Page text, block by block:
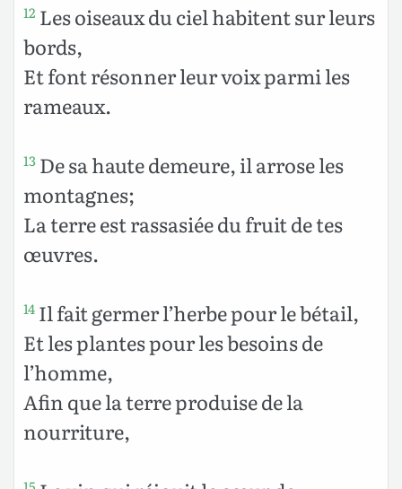
12 Les oiseaux du ciel habitent sur leurs
bords,
Et font résonner leur voix parmi les
rameaux.
13 De sa haute demeure, il arrose les
montagnes;
La terre est rassasiée du fruit de tes
œuvres.
14 Il fait germer l’herbe pour le bétail,
Et les plantes pour les besoins de
l’homme,
Afin que la terre produise de la
nourriture,